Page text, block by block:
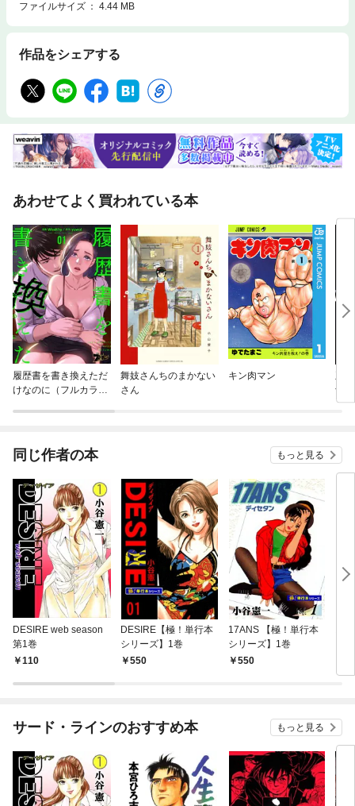
ファイルサイズ
4.44 MB
作品をシェアする
あわせてよく買われている本
履歴書を書き換えただ
けなのに（フルカラ
舞妓さんちのまかない
さん
キン肉マン
士
同じ作者の本 もっと見る
DESIRE web season
第1巻
110
DESIRE【極！単行本
シリーズ】1巻
550
17ANS 【極！単行本
シリーズ】1巻
550
サード・ラインのおすすめ本 もっと見る